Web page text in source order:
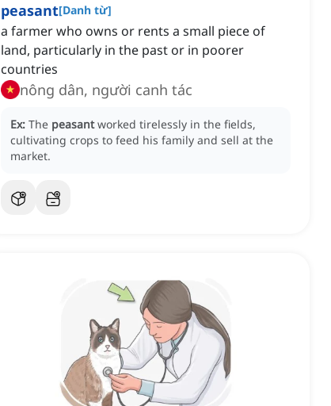
peasant[Danh từ]
a farmer who owns or rents a small piece of
land, particularly in the past or in poorer
countries
nông dân, người canh tác
Ex: The peasant worked tirelessly in the fields,
cultivating crops to feed his family and sell at the
market.